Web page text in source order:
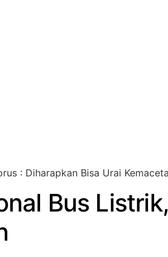
: Diharapkan Bisa Urai
Bus